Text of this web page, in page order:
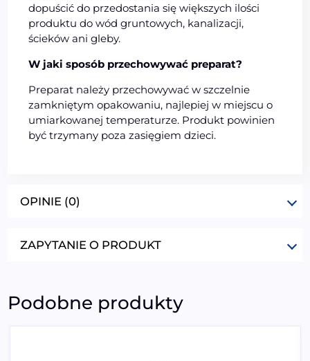
dopuścić do przedostania się większych ilości
produktu do wód gruntowych, kanalizacji,
ścieków ani gleby.
W jaki sposób przechowywać preparat?
Preparat należy przechowywać w szczelnie
zamkniętym opakowaniu, najlepiej w miejscu o
umiarkowanej temperaturze. Produkt powinien
być trzymany poza zasięgiem dzieci.
OPINIE (0)
ZAPYTANIE O PRODUKT
Podobne produkty